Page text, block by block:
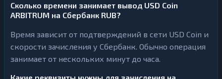
Сколько времени занимает вывод USD Coin
ARBITRUM на Сбербанк RUB?
Время зависит от подтверждений в сети USD Coin и
скорости зачисления у Сбербанк. Обычно операция
занимает от нескольких минут до часа.